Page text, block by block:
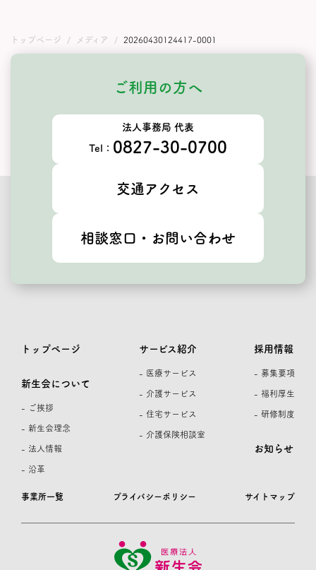
トップページ メディア 20260430124417-0001
ご利用の方へ
法人事務局 代表
Tel： 0827-30-0700
交通アクセス
相談窓口・お問い合わせ
事業所一覧 プライバシーポリシー サイトマップ
トップページ
新生会について
- ご挨拶
- 新生会理念
- 法人情報
- 沿革
サービス紹介
- 医療サービス
- 介護サービス
- 住宅サービス
- 介護保険相談室
採用情報
- 募集要項
- 福利厚生
- 研修制度
お知らせ